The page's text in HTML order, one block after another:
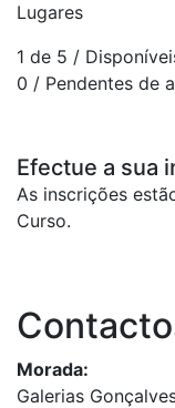
Lugares
1 de 5 /
0 / Pendentes de
Efectue a sua
As inscrições
Curso.
Morada:
Galerias